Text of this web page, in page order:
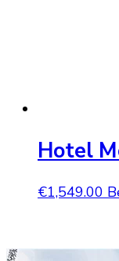
Hotel
€1,549.00